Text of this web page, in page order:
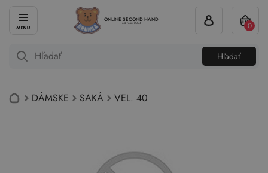
ONLINE SECOND HAND
od roku 2004
Hľadať
0
DÁMSKE SAKÁ VEL. 40